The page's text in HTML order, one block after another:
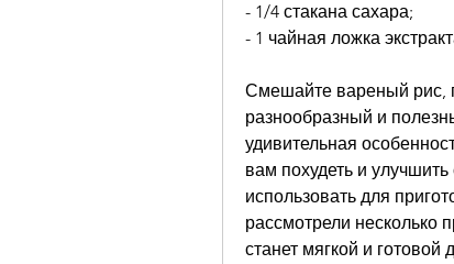
- 1/4 стакана сахара;
- 1 чайная ложка
Смешайте вареный рис,
разнообразный и
удивительная
вам похудеть и
использовать для
рассмотрели несколько
станет мягкой и